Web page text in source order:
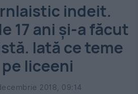
indeit.
17 ani şi-a făcut
Iată ce teme
liceeni
2018, 09:14